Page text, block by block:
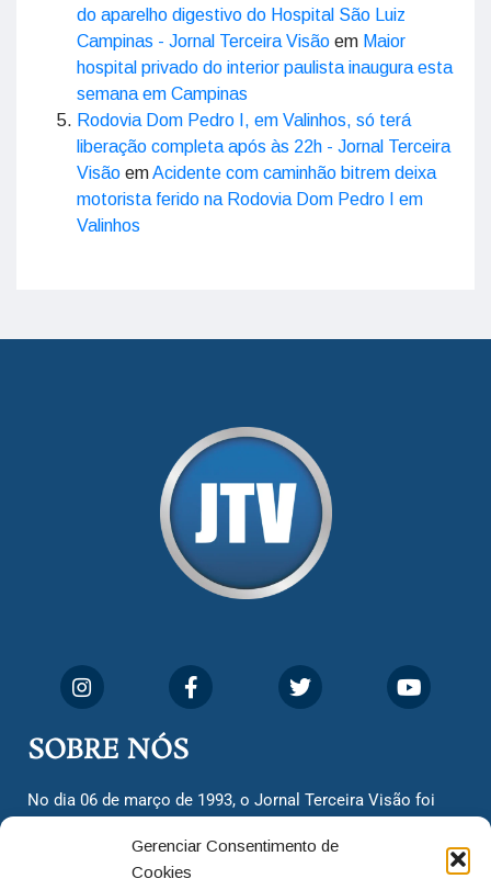
Gerenciar Consentimento de
Cookies
do aparelho digestivo do Hospital São Luiz
Campinas - Jornal Terceira Visão em Maior
hospital privado do interior paulista inaugura esta
semana em Campinas
Rodovia Dom Pedro I, em Valinhos, só terá
liberação completa após às 22h - Jornal Terceira
Visão emAcidente com caminhão bitrem deixa
motorista ferido na Rodovia Dom Pedro I em
Valinhos
SOBRE NÓS
No dia 06 de março de 1993, o Jornal Terceira Visão foi
cidadãos valinhenses, já que naquela época só existiam
dois jornais. Há mais de 30 anos, o jornal continua